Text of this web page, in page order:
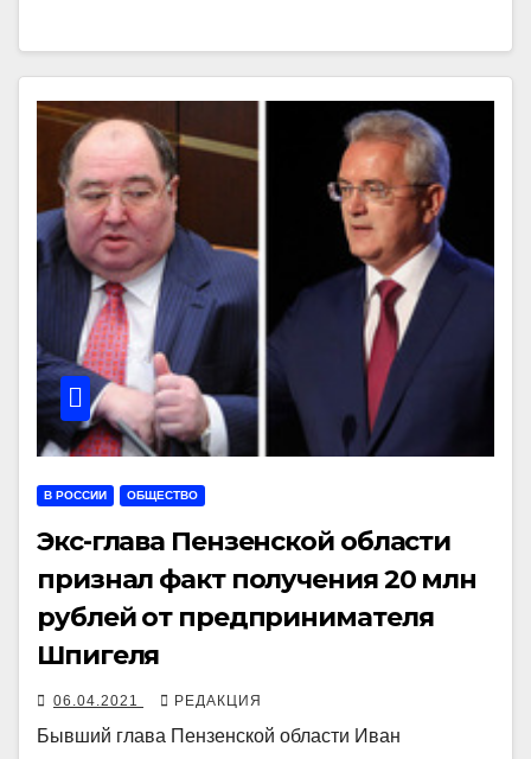
В РОССИИ ОБЩЕСТВО
Экс-глава Пензенской области
признал факт получения 20 млн
рублей от предпринимателя
Шпигеля
06.04.2021 РЕДАКЦИЯ
Бывший глава Пензенской области Иван